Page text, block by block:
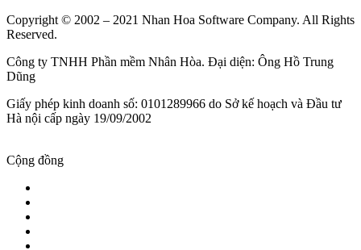
Copyright © 2002 – 2021 Nhan Hoa Software Company. All Rights
Reserved.
Công ty TNHH Phần mềm Nhân Hòa. Đại diện: Ông Hồ Trung
Dũng
Giấy phép kinh doanh số: 0101289966 do Sở kế hoạch và Đầu tư
Hà nội cấp ngày 19/09/2002
Cộng đồng